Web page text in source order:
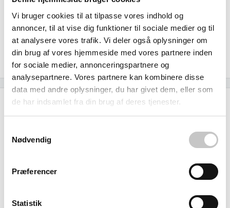
Vi bruger cookies til at tilpasse vores indhold og
annoncer, til at vise dig funktioner til sociale medier og til
at analysere vores trafik. Vi deler også oplysninger om
din brug af vores hjemmeside med vores partnere inden
for sociale medier, annonceringspartnere og
analysepartnere. Vores partnere kan kombinere disse
data med andre oplysninger, du har givet dem, eller som
de har indsamlet fra din brug af deres tjenester.
Nødvendig
Præferencer
Statistik
servicevirksomheder, hvor den håndterer dagligt affald
uden at dominere rummet. Det pladsbesparende design
kombinerer funktionalitet med miljøhensyn - en
investering der holder år efter år i selv de mest krævende
miljøer.
Specifikationer
liter
Størrelse (L x b x h):